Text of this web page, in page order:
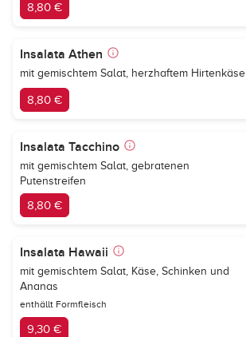
8,80 €
Insalata Athen
mit gemischtem Salat, herzhaftem Hirtenkäse
8,80 €
Insalata Tacchino
mit gemischtem Salat, gebratenen
Putenstreifen
8,80 €
Insalata Hawaii
mit gemischtem Salat, Käse, Schinken und
Ananas
enthällt Formfleisch
9,30 €